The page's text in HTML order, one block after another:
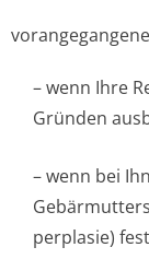
– wenn Ihre
Gründen
– wenn bei
perplasie)